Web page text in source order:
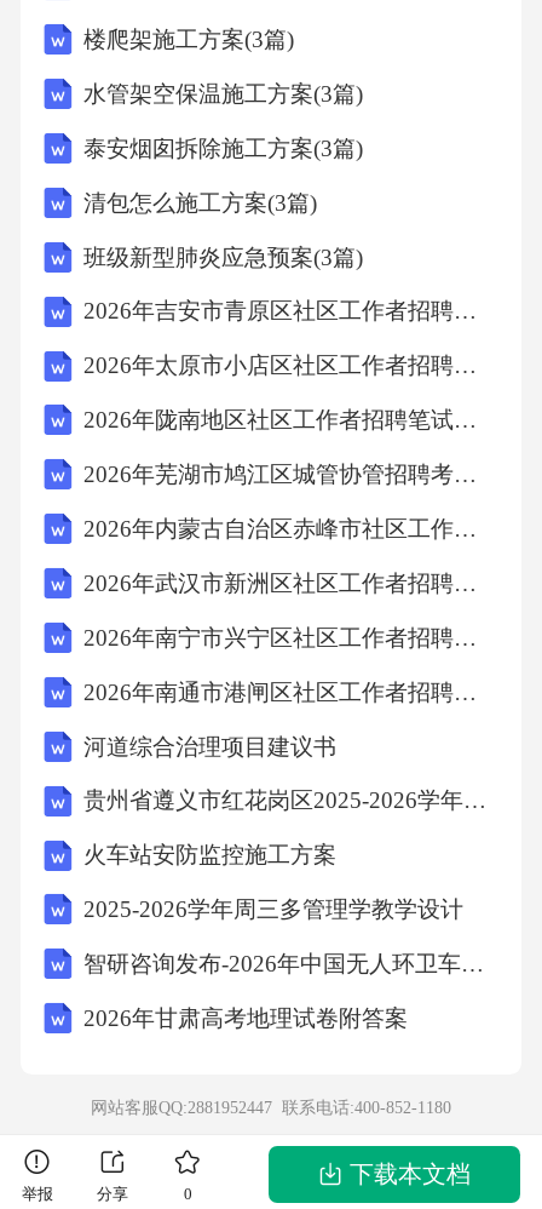
楼爬架施工方案(3篇)
水管架空保温施工方案(3篇)
泰安烟囱拆除施工方案(3篇)
清包怎么施工方案(3篇)
班级新型肺炎应急预案(3篇)
2026年吉安市青原区社区工作者招聘考试模拟试题及答案解析
2026年太原市小店区社区工作者招聘考试参考题库及答案解析
2026年陇南地区社区工作者招聘笔试参考题库及答案解析
2026年芜湖市鸠江区城管协管招聘考试备考题库及答案解析
2026年内蒙古自治区赤峰市社区工作者招聘笔试参考试题及答案解析
2026年武汉市新洲区社区工作者招聘笔试参考题库及答案解析
2026年南宁市兴宁区社区工作者招聘考试参考试题及答案解析
2026年南通市港闸区社区工作者招聘笔试参考题库及答案解析
河道综合治理项目建议书
贵州省遵义市红花岗区2025-2026学年四下数学期末检测试题含解析
火车站安防监控施工方案
2025-2026学年周三多管理学教学设计
智研咨询发布-2026年中国无人环卫车行业市场运行态势及发展趋势预测报告
2026年甘肃高考地理试卷附答案
网站客服QQ:2881952447 联系电话:400-852-1180
举报 分享 0
下载本文档